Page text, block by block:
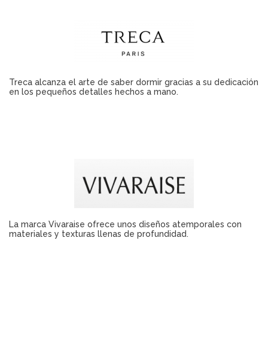
Treca alcanza el arte de saber dormir gracias a su dedicación
en los pequeños detalles hechos a mano.
La marca Vivaraise ofrece unos diseños atemporales con
materiales y texturas llenas de profundidad.